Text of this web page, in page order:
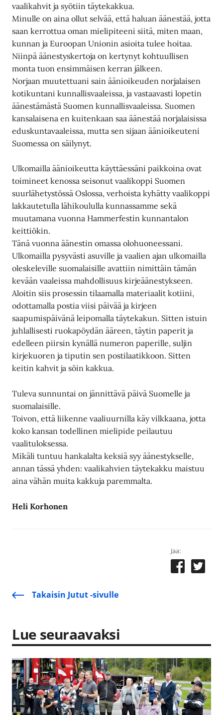
vaalikahvit ja syötiin täytekakkua.
Minulle on aina ollut selvää, että haluan äänestää, jotta
saan kerrottua oman mielipiteeni siitä, miten maan,
kunnan ja Euroopan Unionin asioita tulee hoitaa.
Niinpä äänestyskertoja on kertynyt kohtuullisen
monta tuon ensimmäisen kerran jälkeen.
Norjaan muutettuani sain äänioikeuden norjalaisen
kotikuntani kunnallisvaaleissa, ja vastaavasti lopetin
äänestämästä Suomen kunnallisvaaleissa. Suomen
kansalaisena en kuitenkaan saa äänestää norjalaisissa
eduskuntavaaleissa, mutta sen sijaan äänioikeuteni
Suomessa on säilynyt.
Ulkomailla äänioikeutta käyttäessäni paikkoina ovat
toimineet kenossa seisonut vaalikoppi Suomen
suurlähetystössä Oslossa, verhoista kyhätty vaalikoppi
lakkautetulla lähikoululla kunnassamme sekä
muutamana vuonna Hammerfestin kunnantalon
keittiökin.
Tänä vuonna äänestin omassa olohuoneessani.
Ulkomailla pysyvästi asuville ja vaalien ajan ulkomailla
oleskeleville suomalaisille avattiin nimittäin tämän
kevään vaaleissa mahdollisuus kirjeäänestykseen.
Aloitin siis prosessin tilaamalla materiaalit kotiini,
odottamalla postia viisi päivää ja kirjeen
saapumispäivänä leipomalla täytekakun. Sitten istuin
juhlallisesti ruokapöydän ääreen, täytin paperit ja
edelleen piirsin kynällä numeron paperille, suljin
kirjekuoren ja tiputin sen postilaatikkoon. Sitten
keitin kahvit ja söin kakkua.
Tuleva sunnuntai on jännittävä päivä Suomelle ja
suomalaisille.
Toivon, että liikenne vaaliuurnilla käy vilkkaana, jotta
koko kansan todellinen mielipide peilautuu
vaalituloksessa.
Mikäli tuntuu hankalalta keksiä syy äänestykselle,
annan tässä yhden: vaalikahvien täytekakku maistuu
aina vähän muita kakkuja paremmalta.
Heli Korhonen
Jaa:
Takaisin Jutut -sivulle
Lue seuraavaksi